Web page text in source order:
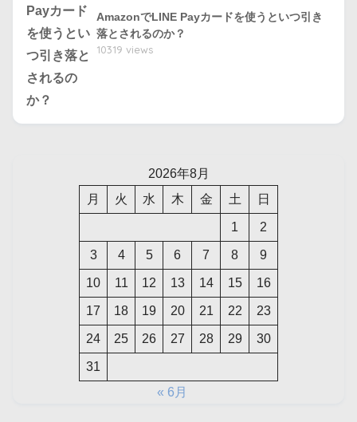
AmazonでLINE Payカードを使うといつ引き
落とされるのか？
10319 views
2026年8月
月
火 水 木 金 土 日
1 2
3 4 5 6 7 8 9
10 11 12 13 14 15 16
17 18 19 20 21 22 23
24 25 26 27 28 29 30
31
« 6月